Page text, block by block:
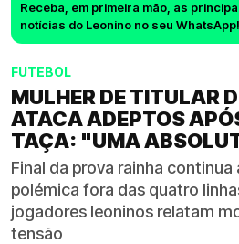
Receba, em primeira mão, as
notícias do Leonino no seu WhatsApp!
FUTEBOL
MULHER DE TITULAR
ATACA ADEPTOS
TAÇA: "UMA
Final da prova rainha
polémica fora das quatro
jogadores leoninos relatam
tensão